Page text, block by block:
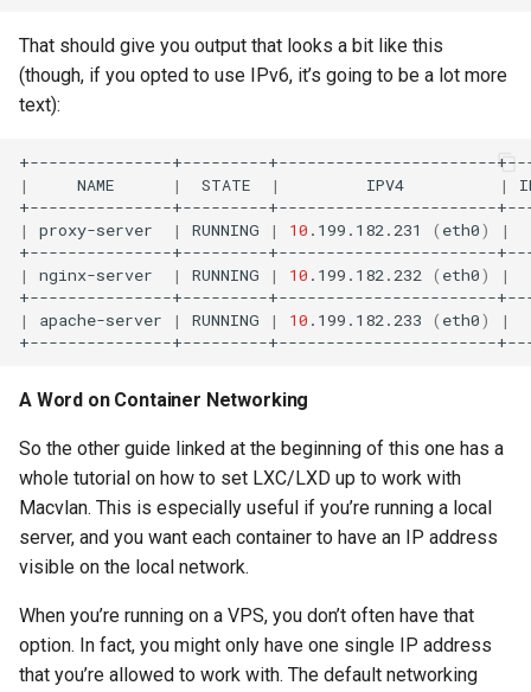
That should give you output that looks a bit like this
(though, if you opted to use IPv6, it’s going to be a lot more
text):
| NAME | STATE | IPV4 |
| proxy-server | RUNNING | 10 .199.182.231 ( eth0) |
| nginx-server | RUNNING | 10 .199.182.232 ( eth0) |
| apache-server | RUNNING | 10 .199.182.233 ( eth0) |
A Word on Container Networking
So the other guide linked at the beginning of this one has a
whole tutorial on how to set LXC/LXD up to work with
Macvlan. This is especially useful if you’re running a local
server, and you want each container to have an IP address
visible on the local network.
When you’re running on a VPS, you don’t often have that
option. In fact, you might only have one single IP address
that you’re allowed to work with. The default networking